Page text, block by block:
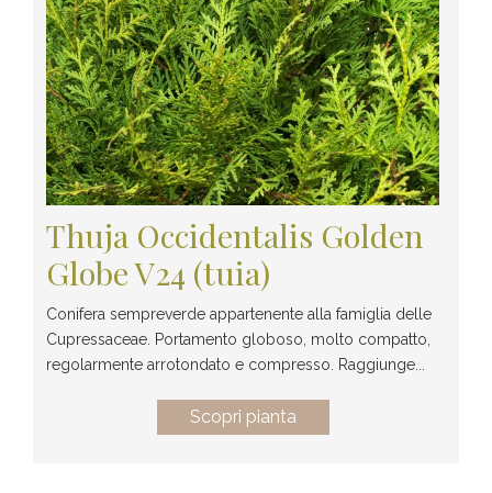
Thuja Occidentalis Golden
Globe V24 (tuia)
Conifera sempreverde appartenente alla famiglia delle
Cupressaceae. Portamento globoso, molto compatto,
regolarmente arrotondato e compresso. Raggiunge...
Scopri pianta